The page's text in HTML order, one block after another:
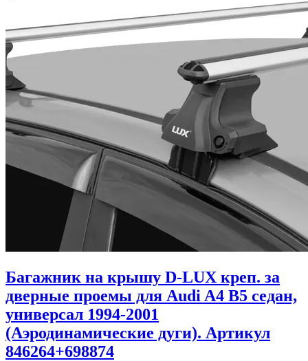
Багажник на крышу D-LUX креп. за
дверные проемы для Audi A4 B5 седан,
универсал 1994-2001
(Аэродинамические дуги). Артикул
846264+698874